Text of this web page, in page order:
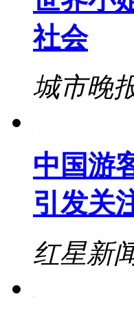
社会
城市晚
中国游
引发关
红星新